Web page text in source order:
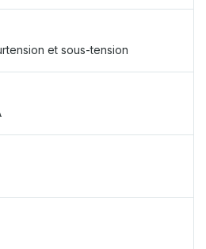
et sous-tension